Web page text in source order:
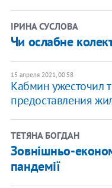
ІРИНА СУСЛОВА
Чи ослабне
15 апреля 2021, 00:58
Кабмин ужесточил
предоставления
ТЕТЯНА БОГДАН
Зовнішньо-
пандемії